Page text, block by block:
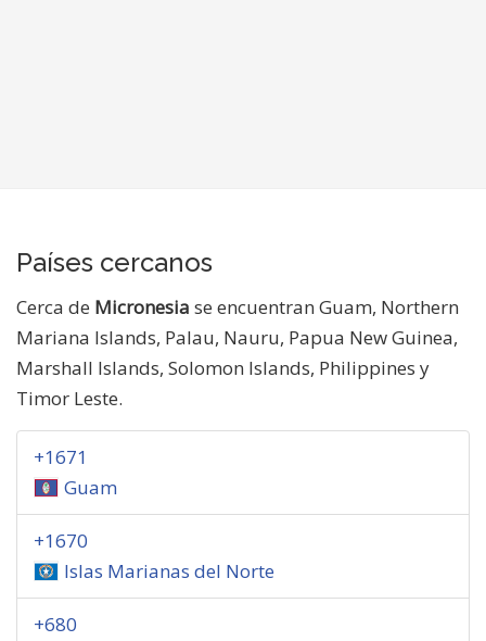
Países cercanos
Cerca de Micronesia se encuentran Guam, Northern
Mariana Islands, Palau, Nauru, Papua New Guinea,
Marshall Islands, Solomon Islands, Philippines y
Timor Leste.
+1671
Guam
+1670
Islas Marianas del Norte
+680